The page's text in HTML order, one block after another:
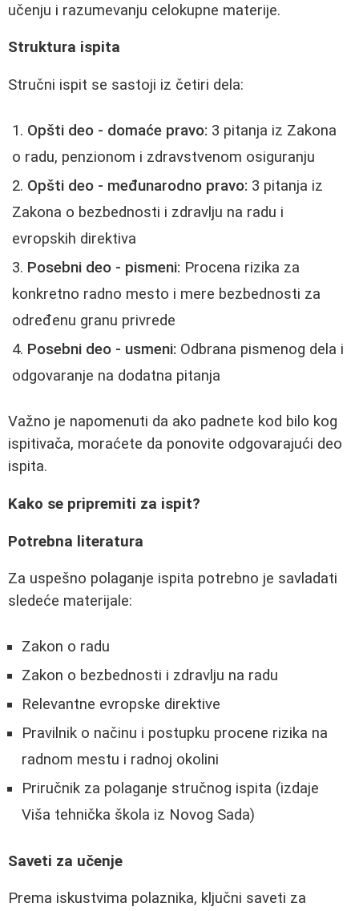
učenju i razumevanju celokupne materije.
Struktura ispita
Stručni ispit se sastoji iz četiri dela:
Opšti deo - domaće pravo: 3 pitanja iz Zakona
o radu, penzionom i zdravstvenom osiguranju
Opšti deo - međunarodno pravo: 3 pitanja iz
Zakona o bezbednosti i zdravlju na radu i
evropskih direktiva
Posebni deo - pismeni: Procena rizika za
konkretno radno mesto i mere bezbednosti za
određenu granu privrede
Posebni deo - usmeni: Odbrana pismenog dela i
odgovaranje na dodatna pitanja
Važno je napomenuti da ako padnete kod bilo kog
ispitivača, moraćete da ponovite odgovarajući deo
ispita.
Kako se pripremiti za ispit?
Potrebna literatura
Za uspešno polaganje ispita potrebno je savladati
sledeće materijale:
Zakon o radu
Zakon o bezbednosti i zdravlju na radu
Relevantne evropske direktive
Pravilnik o načinu i postupku procene rizika na
radnom mestu i radnoj okolini
Priručnik za polaganje stručnog ispita (izdaje
Viša tehnička škola iz Novog Sada)
Saveti za učenje
Prema iskustvima polaznika, ključni saveti za